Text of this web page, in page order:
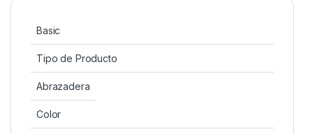
Basic
Tipo de Producto
Abrazadera
Color